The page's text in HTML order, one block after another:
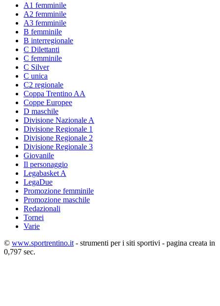
A1 femminile
A2 femminile
A3 femminile
B femminile
B interregionale
C Dilettanti
C femminile
C Silver
C unica
C2 regionale
Coppa Trentino AA
Coppe Europee
D maschile
Divisione Nazionale A
Divisione Regionale 1
Divisione Regionale 2
Divisione Regionale 3
Giovanile
Il personaggio
Legabasket A
LegaDue
Promozione femminile
Promozione maschile
Redazionali
Tornei
Varie
© www.sportrentino.it - strumenti per i siti sportivi - pagina creata in
0,797 sec.